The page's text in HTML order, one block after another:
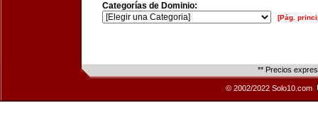
Categorías de Dominio:
[Pág.
** Precios
© 2002/2022 Solo10.com